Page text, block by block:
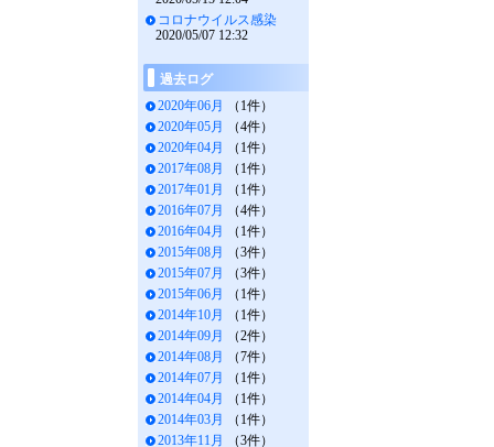
コロナウイルス感染
2020/05/07 12:32
過去ログ
2020年06月
（1件）
2020年05月
（4件）
2020年04月
（1件）
2017年08月
（1件）
2017年01月
（1件）
2016年07月
（4件）
2016年04月
（1件）
2015年08月
（3件）
2015年07月
（3件）
2015年06月
（1件）
2014年10月
（1件）
2014年09月
（2件）
2014年08月
（7件）
2014年07月
（1件）
2014年04月
（1件）
2014年03月
（1件）
2013年11月
（3件）